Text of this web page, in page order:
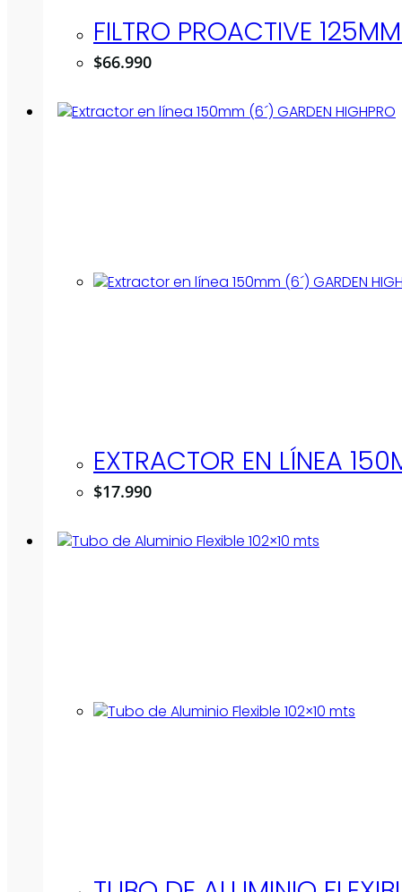
FILTRO PROACTIVE
$66.990
EXTRACTOR EN LÍNEA
$17.990